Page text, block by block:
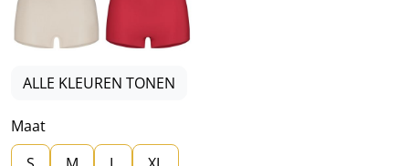
ALLE KLEUREN TONEN
Maat